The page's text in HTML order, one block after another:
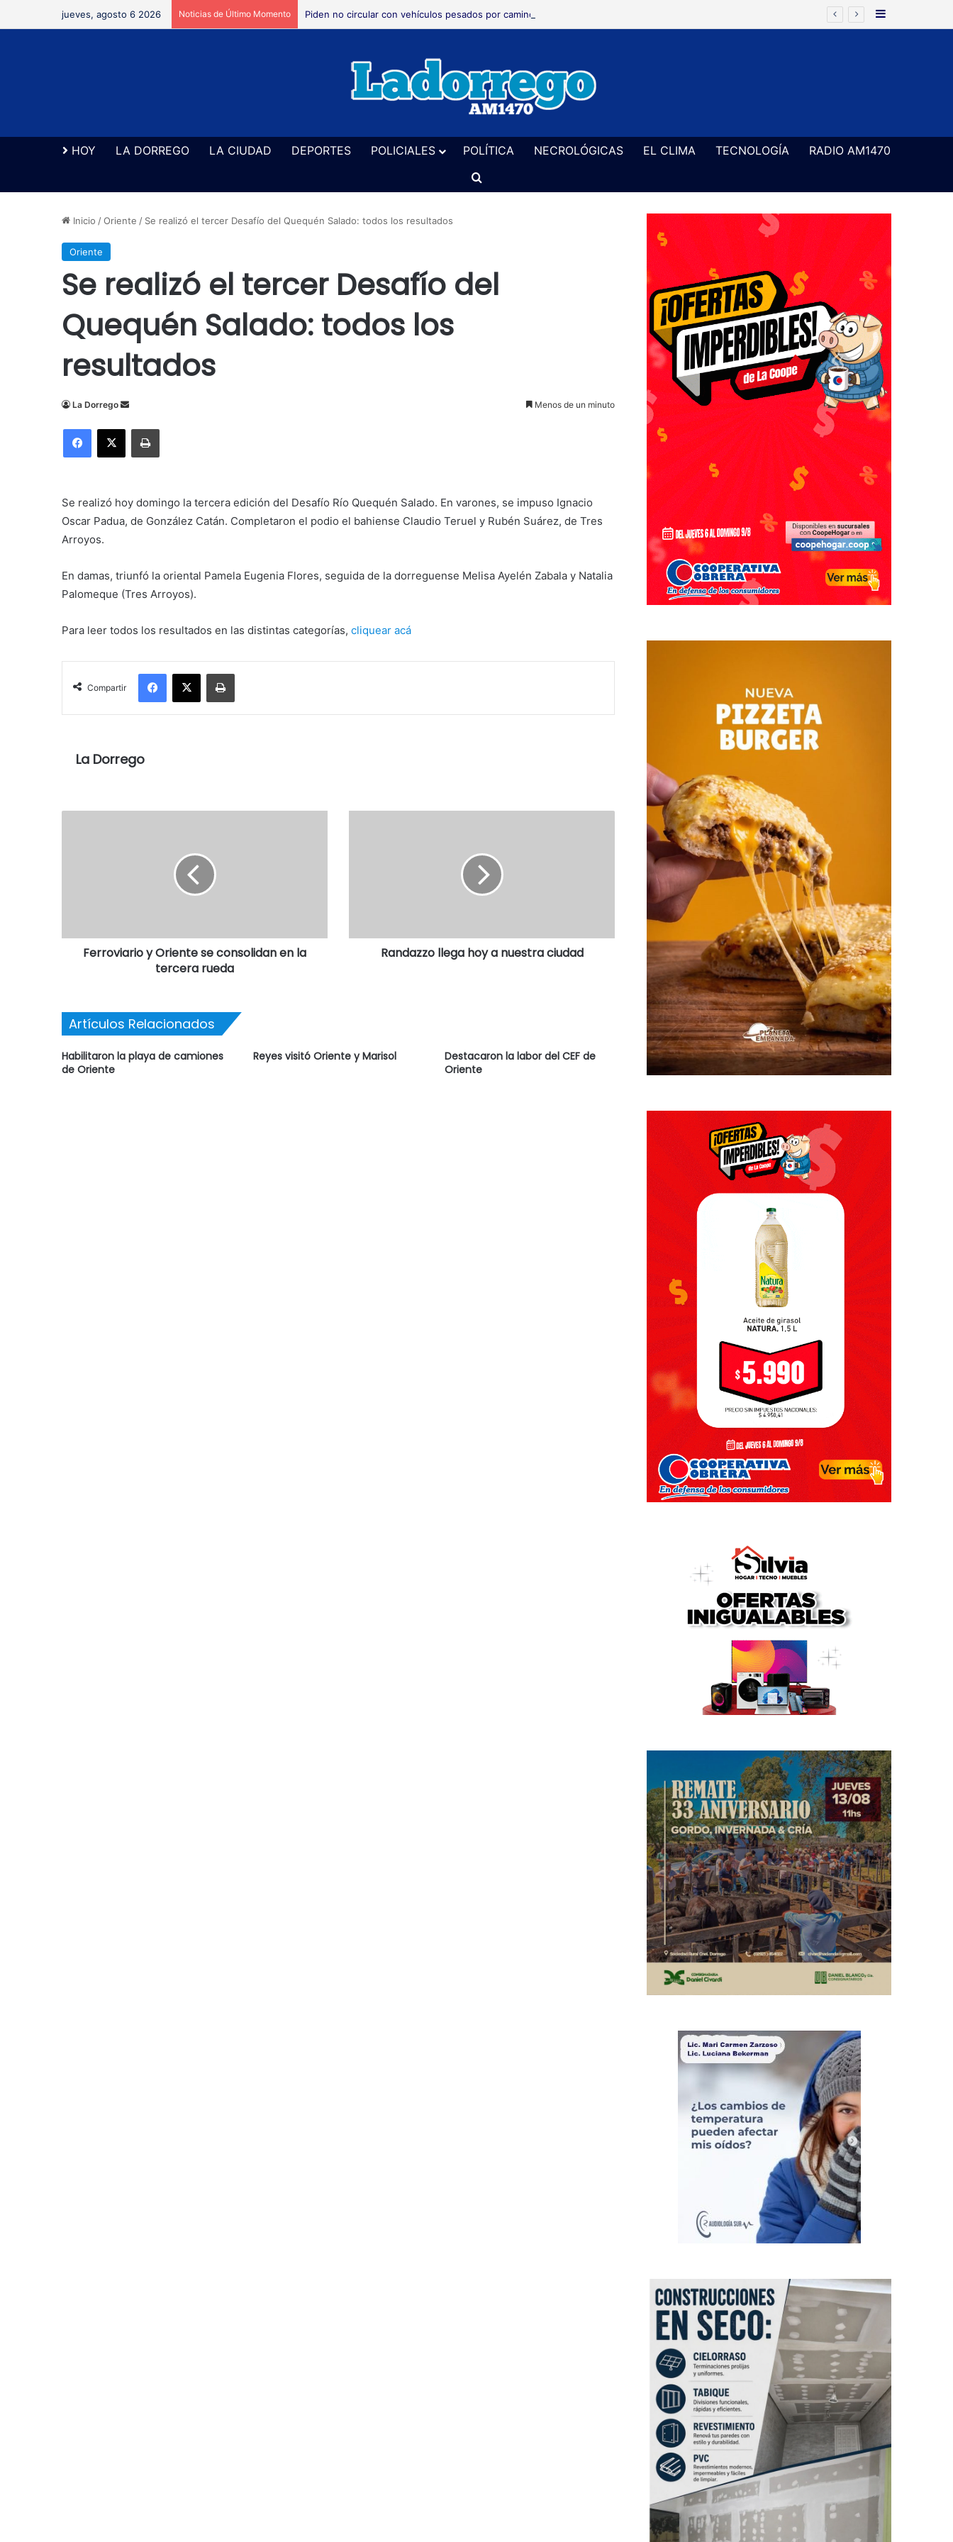
jueves, agosto 6 2026 Noticias de Último Momento Piden no circular con vehículos pesados por caminos rurales durante 48 a 72 horas Barra Lateral
HOY LA DORREGO LA CIUDAD DEPORTES POLICIALES POLÍTICA NECROLÓGICAS EL CLIMA TECNOLOGÍA
RADIO AM1470
Buscar
Inicio /Oriente / Se realizó el tercer Desafío del Quequén Salado: todos los resultados
Oriente
Se realizó el tercer Desafío del
Quequén Salado: todos los
resultados
La Dorrego
Send
email
Menos de un minuto
Facebook
X Imprimir
Se realizó hoy domingo la tercera edición del Desafío Río Quequén Salado. En varones, se impuso Ignacio
Oscar Padua, de González Catán. Completaron el podio el bahiense Claudio Teruel y Rubén Suárez, de Tres
Arroyos.
En damas, triunfó la oriental Pamela Eugenia Flores, seguida de la dorreguense Melisa Ayelén Zabala y Natalia
Palomeque (Tres Arroyos).
Para leer todos los resultados en las distintas categorías, cliquear acá
Compartir
Facebook
X Imprimir
La Dorrego
Ferroviario y Oriente se consolidan en la
tercera rueda
Randazzo llega hoy a nuestra ciudad
Artículos Relacionados
Habilitaron la playa de camiones
de Oriente
Reyes visitó Oriente y Marisol
Destacaron la labor del CEF de
Oriente